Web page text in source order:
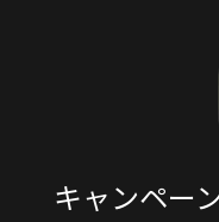
キャンペー